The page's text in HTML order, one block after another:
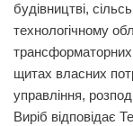
будівництві,
технологічному
трансформаторних
щитах власних
управління,
Виріб відповідає